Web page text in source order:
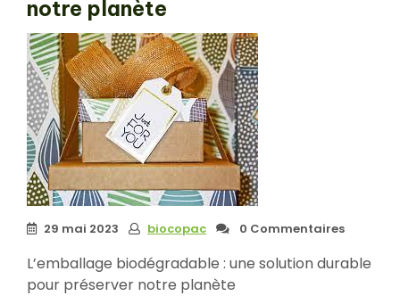
notre planète
29 mai 2023 biocopac 0 Commentaires
L’emballage biodégradable : une solution durable
pour préserver notre planète